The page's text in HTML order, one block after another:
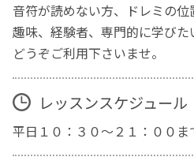
音符が読めない方、ドレミの位
趣味、経験者、専門的に学びた
どうぞご利用下さいませ。
レッスンスケジュール
平日１０：３０～２１：００ま